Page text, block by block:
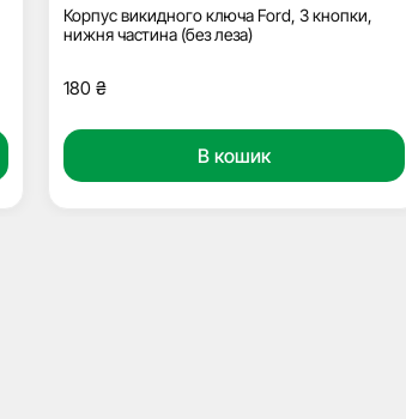
Корпус викидного ключа Ford, 3 кнопки,
нижня частина (без леза)
180 ₴
В кошик